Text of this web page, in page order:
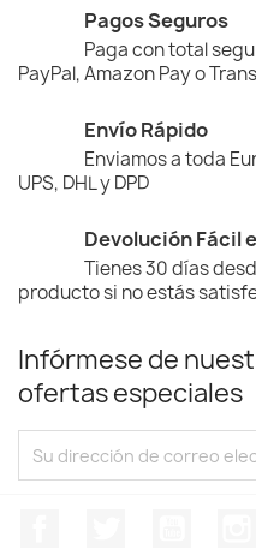
Pagos Seguros
Paga con total
PayPal, Amazon Pay o
Envío Rápido
Enviamos a toda
UPS, DHL y DPD
Devolución Fácil
Tienes 30 días
producto si no estás
Infórmese de
ofertas especiales